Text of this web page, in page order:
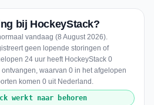
bij HockeyStack?
vandaag (8 August 2026).
geen lopende storingen of
24 uur heeft HockeyStack 0
waarvan 0 in het afgelopen
komen 0 uit Nederland.
werkt naar behoren